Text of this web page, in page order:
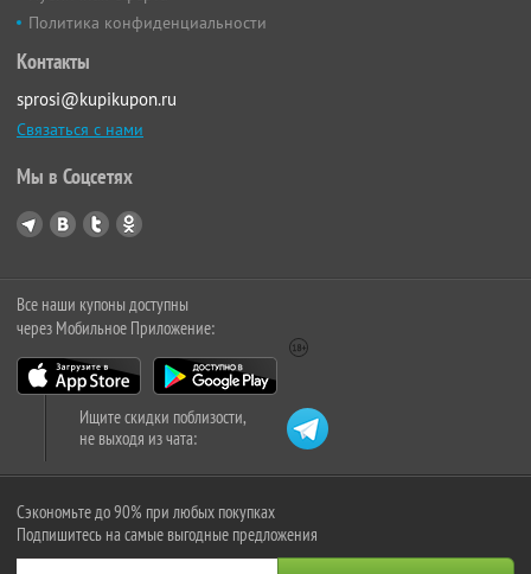
Политика конфиденциальности
Контакты
sprosi@kupikupon.ru
Связаться с нами
Мы в Соцсетях
Все наши купоны доступны
через Мобильное Приложение:
Ищите скидки поблизости,
не выходя из чата:
Сэкономьте до 90% при любых покупках
Подпишитесь на самые выгодные предложения